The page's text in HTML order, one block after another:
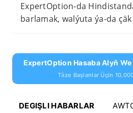
ExpertOption-da
barlamak, walýuta ýa-da
ExpertOption Hasaba Alyň
Täze Başlanlar Üçin
DEGIŞLI HABARLAR